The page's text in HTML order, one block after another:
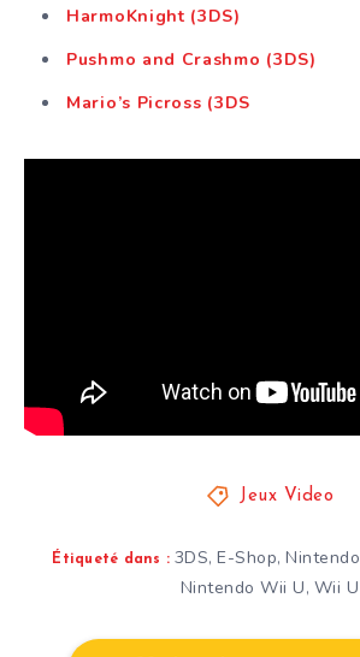
HarmoKnight (3DS)
Pushmo and Crashmo (3DS)
Mario’s Picross (3DS
Jeux Video
Étiqueté dans : 3DS,E-Shop,Nintendo
Nintendo Wii U, Wii U